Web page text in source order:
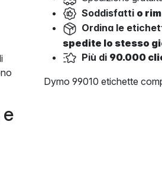
Soddisfatti o
Ordina le
spedite lo stesso
Più di 90.000
Dymo 99010 etichette